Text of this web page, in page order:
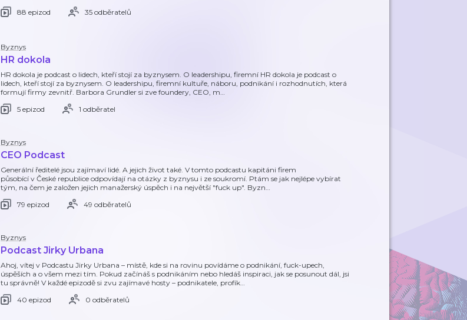
88 epizod
35 odběratelů
Byznys
HR dokola
HR dokola je podcast o lidech, kteří stojí za byznysem. O leadershipu, firemní HR dokola je podcast o
lidech, kteří stojí za byznysem. O leadershipu, firemní kultuře, náboru, podnikání i rozhodnutích, která
formují firmy zevnitř. Barbora Grundler si zve foundery, CEO, m…
5 epizod
1 odběratel
Byznys
CEO Podcast
Generální ředitelé jsou zajímaví lidé. A jejich život také. V tomto podcastu kapitáni firem
působící v České republice odpovídají na otázky z byznysu i ze soukromí. Ptám se jak nejlépe vybírat
tým, na čem je založen jejich manažerský úspěch i na největší "fuck up". Byzn…
79 epizod
49 odběratelů
Byznys
Podcast Jirky Urbana
Ahoj, vítej v Podcastu Jirky Urbana – místě, kde si na rovinu povídáme o podnikání, fuck-upech,
úspěších a o všem mezi tím. Pokud začínáš s podnikáním nebo hledáš inspiraci, jak se posunout dál, jsi
tu správně! V každé epizodě si zvu zajímavé hosty – podnikatele, profík…
40 epizod
0 odběratelů